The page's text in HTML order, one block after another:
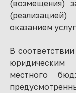
(возмещения)
оказанием
В
местного